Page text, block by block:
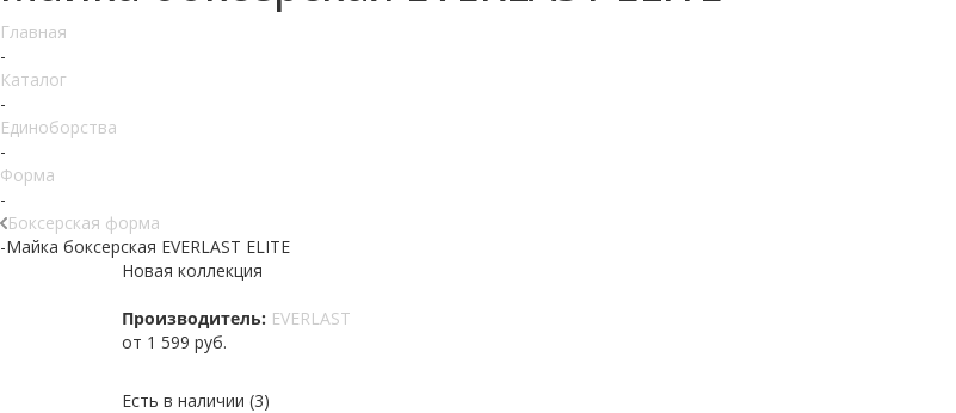
Главная
-
Каталог
-
Единоборства
-
Форма
-
Боксерская форма
-Майка боксерская EVERLAST ELITE
Новая коллекция
Производитель: EVERLAST
от 1 599 руб.
Есть в наличии (3)